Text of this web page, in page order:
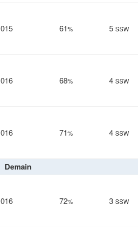
61% 5 SSW
68% 4 SSW
71% 4 SSW
Demain
72% 3 SSW